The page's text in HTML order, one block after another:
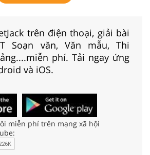
trên điện thoại, giải bài
Soạn văn, Văn mẫu, Thi
phí. Tải ngay ứng
và iOS.
miễn phí trên mạng xã hội